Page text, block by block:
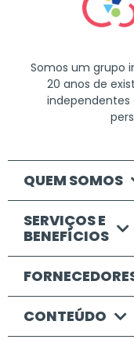
Somos um grupo
20 anos de
independentes
QUEM SOMOS
SERVIÇOS E
BENEFÍCIOS
CONTEÚDO